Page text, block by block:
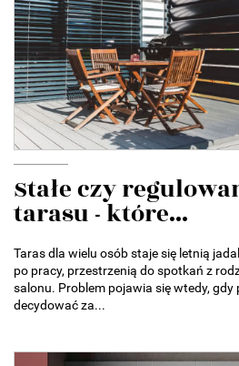
Stałe czy
tarasu - które...
Taras dla wielu osób staje się letnią
po pracy, przestrzenią do spotkań z
salonu. Problem pojawia się wtedy, gdy
decydować za...